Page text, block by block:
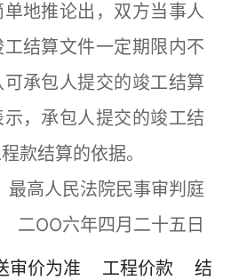
地推论出，双方当事人
结算文件一定期限内不
承包人提交的竣工结算
，承包人提交的竣工结
款结算的依据。
最高人民法院民事审判庭
二OO六年四月二十五日
审价为准 工程价款
结